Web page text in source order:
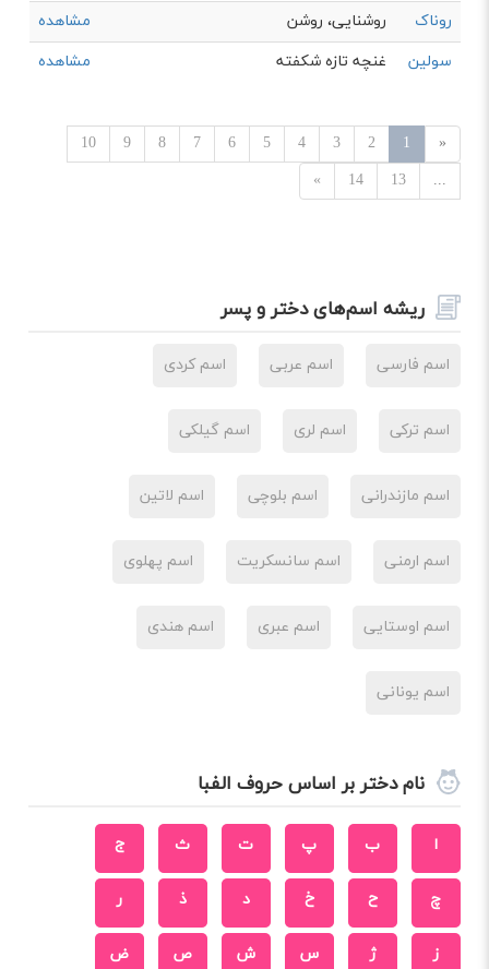
روناک روشنایی، روشن
مشاهده
سولین
غنچه تازه شکفته مشاهده
«
1
2
3
4
5
6
7
8
9
10
...
13
14
»
ریشه اسم‌های دختر و پسر
اسم فارسی اسم عربی اسم کردی
اسم ترکی اسم لری اسم گیلکی
اسم مازندرانی اسم بلوچی اسم لاتین
اسم ارمنی اسم سانسکریت اسم پهلوی
اسم اوستایی اسم عبری اسم هندی
اسم یونانی
نام دختر بر اساس حروف الفبا
ا ب پ ت ث ج
چ ح خ د ذ ر
ز ژ س ش ص ض